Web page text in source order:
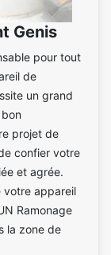
Genis
pour tout
de
un grand
bon
projet de
confier votre
et agrée.
votre appareil
Ramonage
la zone de